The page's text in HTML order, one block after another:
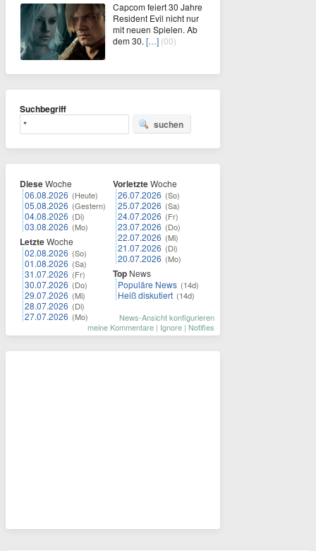
Capcom feiert 30 Jahre
Resident Evil nicht nur
mit neuen Spielen. Ab
dem 30. […] (00)
Suchbegriff
suchen
DieseWoche
06.08.2026 (Heute)
05.08.2026 (Gestern)
04.08.2026 (Di)
03.08.2026 (Mo)
LetzteWoche
02.08.2026 (So)
01.08.2026 (Sa)
31.07.2026 (Fr)
30.07.2026 (Do)
29.07.2026 (Mi)
28.07.2026 (Di)
27.07.2026 (Mo)
VorletzteWoche
26.07.2026 (So)
25.07.2026 (Sa)
24.07.2026 (Fr)
23.07.2026 (Do)
22.07.2026 (Mi)
21.07.2026 (Di)
20.07.2026 (Mo)
Top News
Populäre News (14d)
Heiß diskutiert (14d)
News-Ansicht konfigurieren
meine Kommentare | Ignore | Notifies